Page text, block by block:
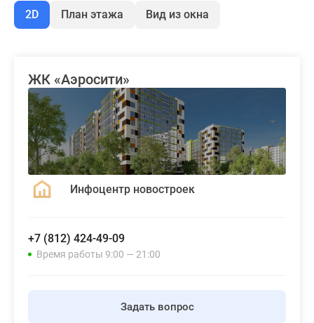
2D План этажа Вид из окна
ЖК «Аэросити»
Инфоцентр новостроек
+7 (812) 424-49-09
Время работы 9:00 — 21:00
Задать вопрос